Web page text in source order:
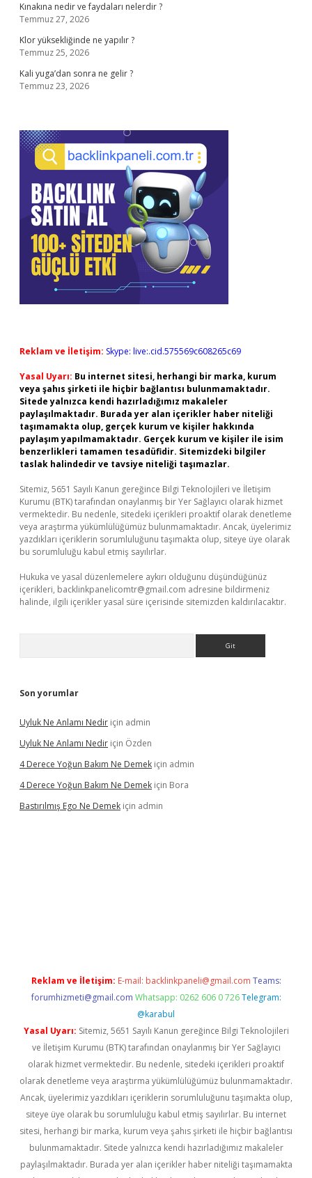
Kınakına nedir ve faydaları nelerdir ?
Temmuz 27, 2026
Klor yüksekliğinde ne yapılır ?
Temmuz 25, 2026
Kali yuga’dan sonra ne gelir ?
Temmuz 23, 2026
Reklam ve İletişim: Skype: live:.cid.575569c608265c69
Yasal Uyarı: Bu internet sitesi, herhangi bir marka, kurum
veya şahıs şirketi ile hiçbir bağlantısı bulunmamaktadır.
Sitede yalnızca kendi hazırladığımız makaleler
paylaşılmaktadır. Burada yer alan içerikler haber niteliği
taşımamakta olup, gerçek kurum ve kişiler hakkında
paylaşım yapılmamaktadır. Gerçek kurum ve kişiler ile isim
benzerlikleri tamamen tesadüfidir. Sitemizdeki bilgiler
taslak halindedir ve tavsiye niteliği taşımazlar.
Sitemiz, 5651 Sayılı Kanun gereğince Bilgi Teknolojileri ve İletişim
Kurumu (BTK) tarafından onaylanmış bir Yer Sağlayıcı olarak hizmet
vermektedir. Bu nedenle, sitedeki içerikleri proaktif olarak denetleme
veya araştırma yükümlülüğümüz bulunmamaktadır. Ancak, üyelerimiz
yazdıkları içeriklerin sorumluluğunu taşımakta olup, siteye üye olarak
bu sorumluluğu kabul etmiş sayılırlar.
Hukuka ve yasal düzenlemelere aykırı olduğunu düşündüğünüz
içerikleri, backlinkpanelicomtr@gmail.com adresine bildirmeniz
halinde, ilgili içerikler yasal süre içerisinde sitemizden kaldırılacaktır.
Son yorumlar
Uyluk Ne Anlamı Nedir için admin
Uyluk Ne Anlamı Nedir için Özden
4 Derece Yoğun Bakım Ne Demek için admin
4 Derece Yoğun Bakım Ne Demek için Bora
Bastırılmış Ego Ne Demek için admin
Reklam ve İletişim: E-mail: backlinkpaneli@gmail.com Teams:
forumhizmeti@gmail.com Whatsapp: 0262 606 0 726 Telegram:
@karabul
Yasal Uyarı: Sitemiz, 5651 Sayılı Kanun gereğince Bilgi Teknolojileri
ve İletişim Kurumu (BTK) tarafından onaylanmış bir Yer Sağlayıcı
olarak hizmet vermektedir. Bu nedenle, sitedeki içerikleri proaktif
olarak denetleme veya araştırma yükümlülüğümüz bulunmamaktadır.
Ancak, üyelerimiz yazdıkları içeriklerin sorumluluğunu taşımakta olup,
siteye üye olarak bu sorumluluğu kabul etmiş sayılırlar. Bu internet
sitesi, herhangi bir marka, kurum veya şahıs şirketi ile hiçbir bağlantısı
bulunmamaktadır. Sitede yalnızca kendi hazırladığımız makaleler
paylaşılmaktadır. Burada yer alan içerikler haber niteliği taşımamakta